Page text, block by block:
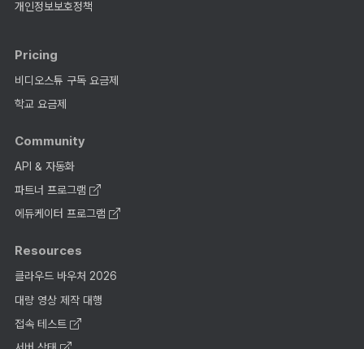
개인정보보호정책
Pricing
비디오스튜 구독 요금제
학교 요금제
Community
API & 자동화
파트너 프로그램
에듀케이터 프로그램
Resources
클라우드 바우처 2026
대량 영상 제작 대행
접속 테스트